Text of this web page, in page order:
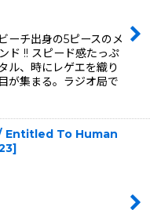
ーチ出身の5ピースのメ
ド !! スピード感たっぷ
ル、時にレゲエを織り
が集まる。ラジオ局で
Entitled To Human
]